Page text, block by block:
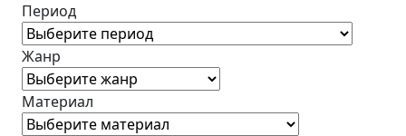
Период
Жанр
Материал